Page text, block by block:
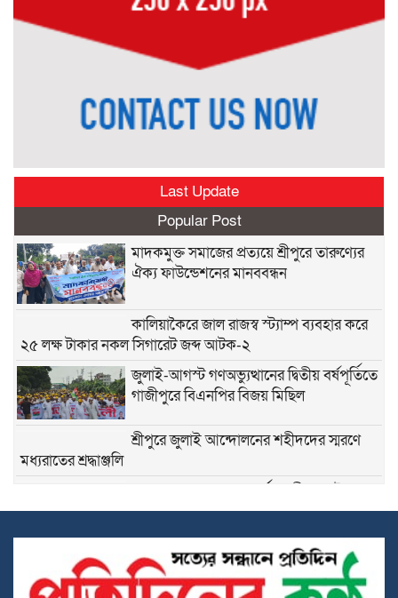
Last Update
Popular Post
মাদকমুক্ত সমাজের প্রত্যয়ে শ্রীপুরে তারুণ্যের
ঐক্য ফাউন্ডেশনের মানববন্ধন
কালিয়াকৈরে জাল রাজস্ব স্ট্যাম্প ব্যবহার করে
২৫ লক্ষ টাকার নকল সিগারেট জব্দ আটক-২
জুলাই-আগস্ট গণঅভ্যুত্থানের দ্বিতীয় বর্ষপূর্তিতে
গাজীপুরে বিএনপির বিজয় মিছিল
শ্রীপুরে জুলাই আন্দোলনের শহীদদের স্মরণে
মধ্যরাতের শ্রদ্ধাঞ্জলি
প্রক্রিয়ার স্বচ্ছতা নিয়ে প্রশ্ন
শ্রীপুরে জমি দখলকে কেন্দ্র করে সংঘর্ষ, নারীসহ
আহত- ৫